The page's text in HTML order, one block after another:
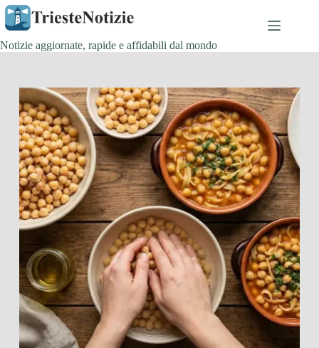
Salta
contenuto
Notizie aggiornate, rapide e affidabili dal mondo